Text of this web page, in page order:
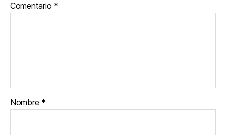
Comentario *
Nombre *